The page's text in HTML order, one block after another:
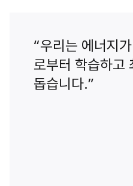
“우리는 에너지
로부터 학습하고
돕습니다.”